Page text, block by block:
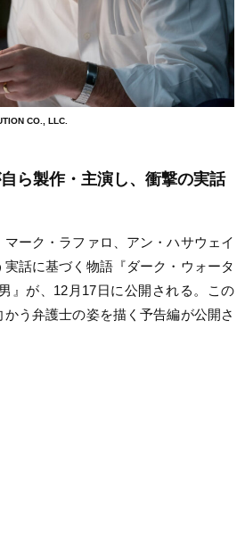
CO., LLC.
ら製作・主演し、衝撃の実話
マーク・ラファロ、アン・ハサウェイ
話に基づく物語『ダーク・ウォータ
』が、12月17日に公開される。この
う弁護士の姿を描く予告編が公開さ